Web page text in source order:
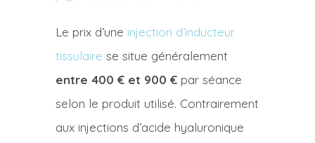
Le prix d’une injection d’inducteur
tissulaire se situe généralement
entre 400 € et 900 € par séance
selon le produit utilisé. Contrairement
aux injections d’acide hyaluronique